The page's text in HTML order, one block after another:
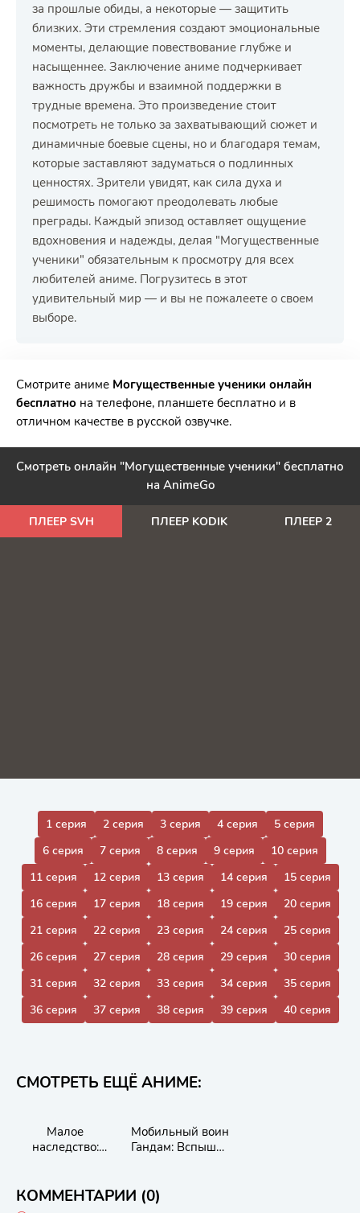
за прошлые обиды, а некоторые — защитить
близких. Эти стремления создают эмоциональные
моменты, делающие повествование глубже и
насыщеннее. Заключение аниме подчеркивает
важность дружбы и взаимной поддержки в
трудные времена. Это произведение стоит
посмотреть не только за захватывающий сюжет и
динамичные боевые сцены, но и благодаря темам,
которые заставляют задуматься о подлинных
ценностях. Зрители увидят, как сила духа и
решимость помогают преодолевать любые
преграды. Каждый эпизод оставляет ощущение
вдохновения и надежды, делая "Могущественные
ученики" обязательным к просмотру для всех
любителей аниме. Погрузитесь в этот
удивительный мир — и вы не пожалеете о своем
выборе.
Смотрите аниме Могущественные ученики онлайн
бесплатно на телефоне, планшете бесплатно и в
отличном качестве в русской озвучке.
Смотреть онлайн "Могущественные ученики" бесплатно
на AnimeGo
ПЛЕЕР SVH ПЛЕЕР KODIK ПЛЕЕР 2
1 серия 2 серия 3 серия 4 серия
5 серия
6 серия
7 серия 8 серия 9 серия
10 серия
11 серия
12 серия 13 серия 14 серия
15 серия
16 серия
17 серия 18 серия 19 серия
20 серия
21 серия
22 серия 23 серия 24 серия
25 серия
26 серия
27 серия 28 серия 29 серия
30 серия
31 серия
32 серия 33 серия 34 серия
35 серия
36 серия
37 серия 38 серия 39 серия 40 серия
СМОТРЕТЬ ЕЩЁ АНИМЕ:
Малое
наследство:
дружбы
Мобильный воин
Гандам: Вспышка
КОММЕНТАРИИ (0)